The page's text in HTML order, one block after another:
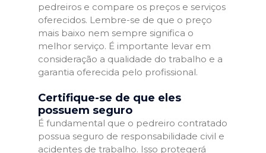
pedreiros e compare os preços e serviços
oferecidos. Lembre-se de que o preço
mais baixo nem sempre significa o
melhor serviço. É importante levar em
consideração a qualidade do trabalho e a
garantia oferecida pelo profissional.
Certifique-se de que eles
possuem seguro
É fundamental que o pedreiro contratado
possua seguro de responsabilidade civil e
acidentes de trabalho. Isso protegerá